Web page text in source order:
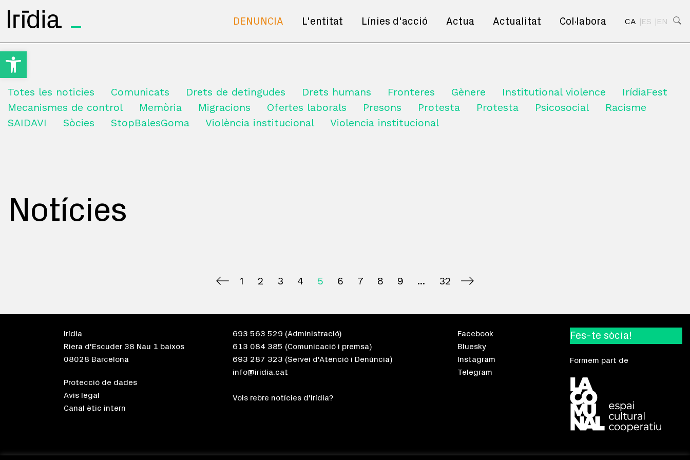
Obre la barra d'eines
Irídia DENUNCIA L'entitat Línies d'acció Actua Actualitat Col·labora CA ES EN
Totes les noticies Comunicats Drets de detingudes Drets humans Fronteres Gènere Institutional violence
IrídiaFest
Mecanismes de control
Memòria Migracions Ofertes laborals Presons Protesta Protesta Psicosocial
Racisme
SAIDAVI
Sòcies StopBalesGoma Violència institucional Violencia institucional
Notícies
1 2 3 4 5 6 7 8 9 32
Irídia
Riera d'Escuder 38 Nau 1 baixos
08028 Barcelona
Protecció de dades
Avís legal
Canal ètic intern
693 563 529 (Administració)
613 084 385 (Comunicació i premsa)
693 287 323 (Servei d'Atenció i Denúncia)
info@iridia.cat
Vols rebre notícies d'Irídia?
Facebook
Bluesky
Instagram
Telegram
Fes-te sòcia!
Formem part de